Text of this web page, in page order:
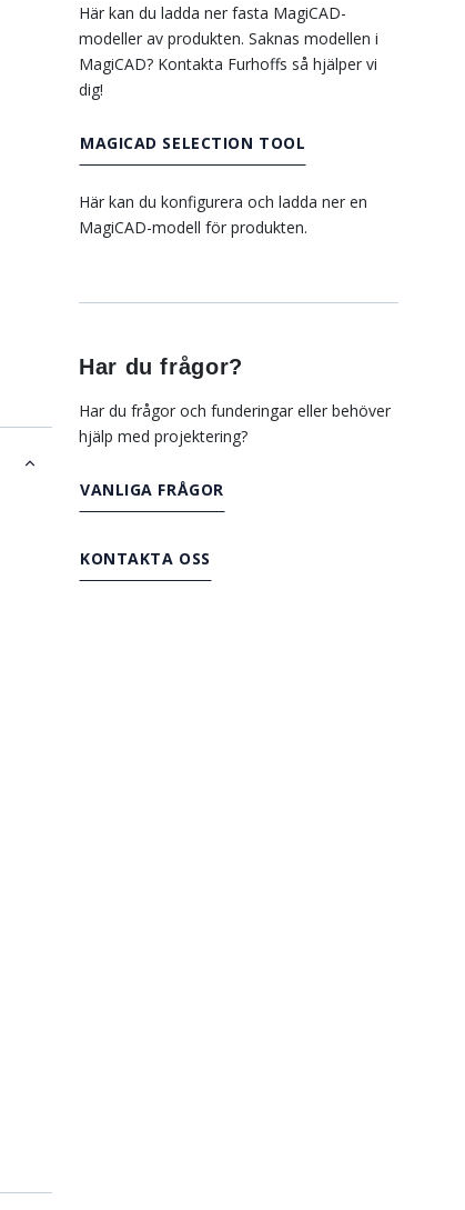
Här kan du ladda ner fasta MagiCAD-
modeller av produkten. Saknas modellen i
MagiCAD? Kontakta Furhoffs så hjälper vi
dig!
MAGICAD SELECTION TOOL
Här kan du konfigurera och ladda ner en
MagiCAD-modell för produkten.
Har du frågor?
Har du frågor och funderingar eller behöver
hjälp med projektering?
VANLIGA FRÅGOR
KONTAKTA OSS